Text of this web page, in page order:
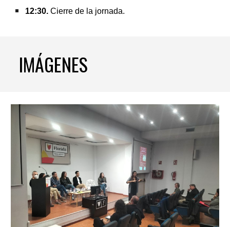
12:30.Cierre de la jornada.
IMÁGENES